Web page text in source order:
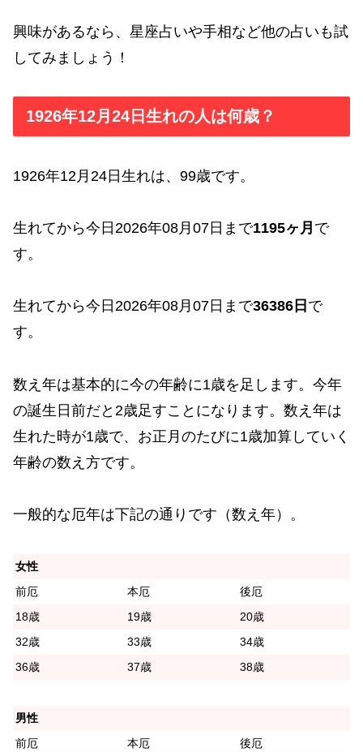
興味があるなら、星座占いや手相など他の占いも試
してみましょう！
1926年12月24日生れの人は何歳？
1926年12月24日生れは、99歳です。
生れてから今日2026年08月07日まで1195ヶ月 で
す。
生れてから今日2026年08月07日まで36386日 で
す。
数え年は基本的に今の年齢に1歳を足します。今年
の誕生日前だと2歳足すことになります。数え年は
生れた時が1歳で、お正月のたびに1歳加算していく
年齢の数え方です。
一般的な厄年は下記の通りです（数え年）。
女性
前厄
本厄
後厄
18歳
19歳
20歳
32歳
33歳
34歳
36歳
37歳 38歳
男性
前厄
本厄
後厄